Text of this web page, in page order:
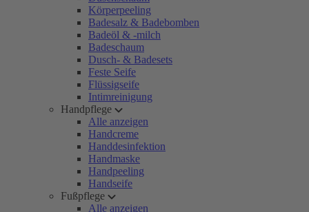
Körperpeeling
Badesalz & Badebomben
Badeöl & -milch
Badeschaum
Dusch- & Badesets
Feste Seife
Flüssigseife
Intimreinigung
Handpflege
Alle anzeigen
Handcreme
Handdesinfektion
Handmaske
Handpeeling
Handseife
Fußpflege
Alle anzeigen